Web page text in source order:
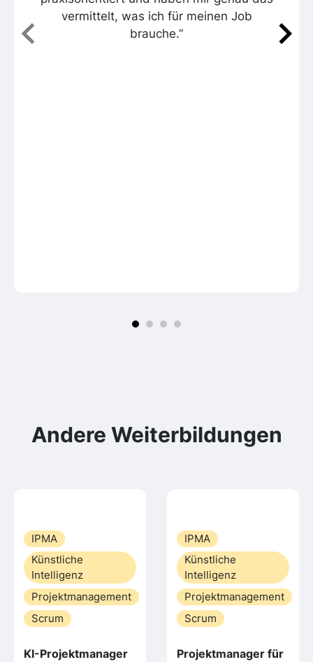
vermittelt, was ich für meinen Job
brauche.”
Andere Weiterbildungen
IPMA
Künstliche
Intelligenz
Projektmanagement
Scrum
KI-Projektmanager
IPMA
Künstliche
Intelligenz
Projektmanagement
Scrum
Projektmanager für